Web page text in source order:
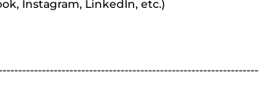
Instagram, LinkedIn, etc.)